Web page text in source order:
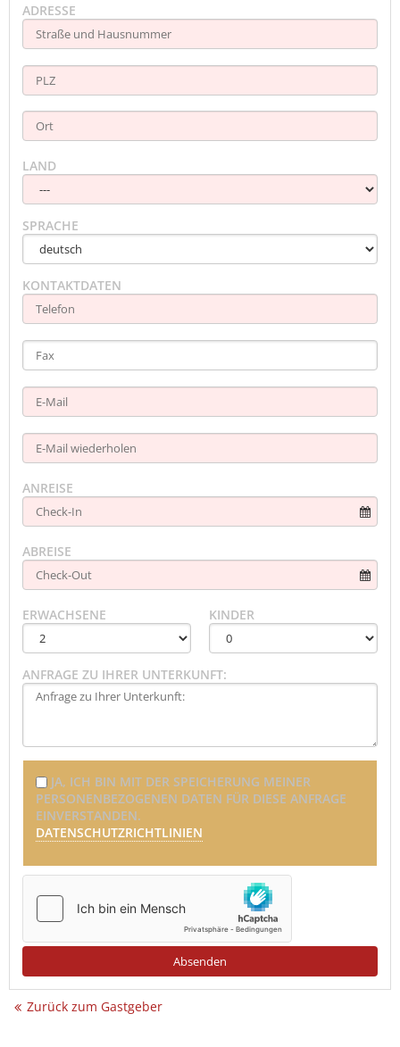
ADRESSE
LAND
SPRACHE
KONTAKTDATEN
ANREISE
ABREISE
ERWACHSENE KINDER
ANFRAGE ZU IHRER UNTERKUNFT:
JA, ICH BIN MIT DER SPEICHERUNG MEINER
PERSONENBEZOGENEN DATEN FÜR DIESE ANFRAGE
EINVERSTANDEN.
DATENSCHUTZRICHTLINIEN
Zurück zum Gastgeber